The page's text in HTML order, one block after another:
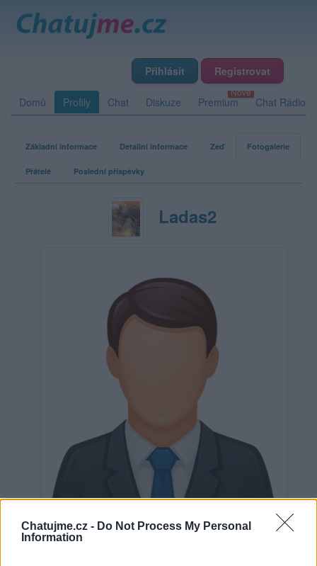
Chatujme.cz - Do Not Process My Personal
Information
Přihlásit Registrovat
Domů Profily Chat Diskuze Premium Chat Rádio
Základní informace Detailní informace Zeď Fotogalerie
Přátelé Poslední příspěvky
Ladas2